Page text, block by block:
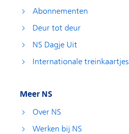
Abonnementen
Deur tot deur
NS Dagje Uit
Internationale treinkaartjes
Meer NS
Over NS
Werken bij NS